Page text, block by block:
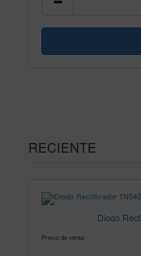
RECIENTE
Diodo
Precio de venta: